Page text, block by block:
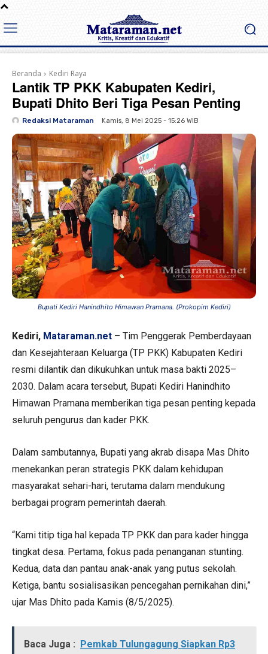
Beranda Kediri Raya
Lantik TP PKK Kabupaten Kediri,
Bupati Dhito Beri Tiga Pesan Penting
Redaksi Mataraman Kamis, 8 Mei 2025 - 15:26 WIB
Bupati Kediri Hanindhito Himawan Pramana. (Prokopim Kediri)
Kediri, Mataraman.net – Tim Penggerak Pemberdayaan
dan Kesejahteraan Keluarga (TP PKK) Kabupaten Kediri
resmi dilantik dan dikukuhkan untuk masa bakti 2025–
2030. Dalam acara tersebut, Bupati Kediri Hanindhito
Himawan Pramana memberikan tiga pesan penting kepada
seluruh pengurus dan kader PKK.
Dalam sambutannya, Bupati yang akrab disapa Mas Dhito
menekankan peran strategis PKK dalam kehidupan
masyarakat sehari-hari, terutama dalam mendukung
berbagai program pemerintah daerah.
“Kami titip tiga hal kepada TP PKK dan para kader hingga
tingkat desa. Pertama, fokus pada penanganan stunting.
Kedua, data dan pantau anak-anak yang putus sekolah.
Ketiga, bantu sosialisasikan pencegahan pernikahan dini,”
ujar Mas Dhito pada Kamis (8/5/2025).
Baca Juga : Pemkab Tulungagung Siapkan Rp3